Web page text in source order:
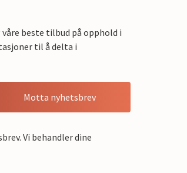
beste tilbud på opphold i
til å delta i
Motta nyhetsbrev
Vi behandler dine